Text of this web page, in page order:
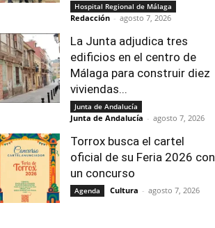
Hospital Regional de Málaga
Redacción - agosto 7, 2026
La Junta adjudica tres
edificios en el centro de
Málaga para construir diez
viviendas...
Junta de Andalucía
Junta de Andalucía - agosto 7, 2026
Torrox busca el cartel
oficial de su Feria 2026 con
un concurso
Agenda Cultura - agosto 7, 2026